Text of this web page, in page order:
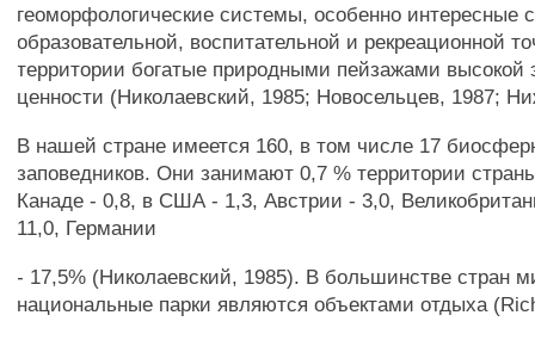
геоморфологические системы, особенно интересные
образовательной, воспитательной и рекреационной
территории богатые природными пейзажами высокой
ценности (Николаевский, 1985; Новосельцев, 1987;
В нашей стране имеется 160, в том числе 17
заповедников. Они занимают 0,7 % территории
Канаде - 0,8, в США - 1,3, Австрии - 3,0,
11,0, Германии
- 17,5% (Николаевский, 1985). В большинстве стран
национальные парки являются объектами отдыха